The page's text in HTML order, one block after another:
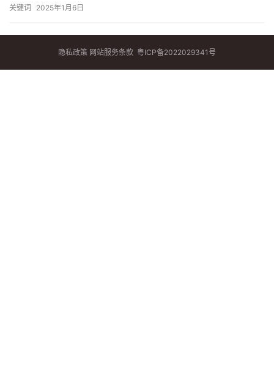
关键词 2025年1月6日
隐私政策 网站服务条款 粤ICP备2022029341号